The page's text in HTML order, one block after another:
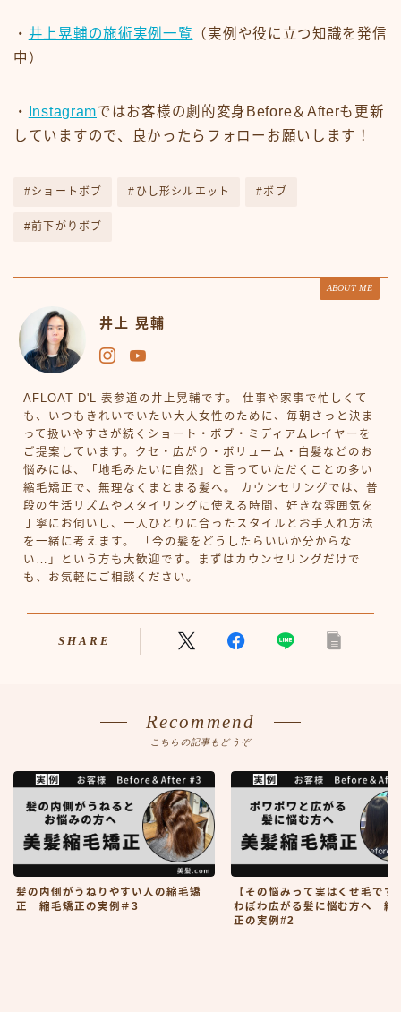
・ 井上晃輔の施術実例一覧 （実例や役に立つ知識を発信
中）
・ Instagramではお客様の劇的変身Before＆Afterも更新
していますので、良かったらフォローお願いします！
#ショートボブ #ひし形シルエット #ボブ
#前下がりボブ
ABOUT ME
井上 晃輔
AFLOAT D'L 表参道の井上晃輔です。 仕事や家事で忙しくて
も、いつもきれいでいたい大人女性のために、毎朝さっと決ま
って扱いやすさが続くショート・ボブ・ミディアムレイヤーを
ご提案しています。クセ・広がり・ボリューム・白髪などのお
悩みには、「地毛みたいに自然」と言っていただくことの多い
縮毛矯正で、無理なくまとまる髪へ。 カウンセリングでは、普
段の生活リズムやスタイリングに使える時間、好きな雰囲気を
丁寧にお伺いし、一人ひとりに合ったスタイルとお手入れ方法
を一緒に考えます。 「今の髪をどうしたらいいか分からな
い…」という方も大歓迎です。まずはカウンセリングだけで
も、お気軽にご相談ください。
SHARE
Recommend
こちらの記事もどうぞ
髪の内側がうねりやすい人の縮毛矯
正 縮毛矯正の実例＃3
【その悩みって実はくせ毛です
わぽわ広がる髪に悩む方へ 縮
正の実例#2